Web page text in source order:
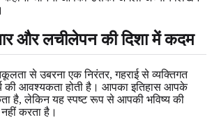
और लचीलेपन की दिशा में कदम
से उबरना एक निरंतर, गहराई से व्यक्तिगत
की आवश्यकता होती है। आपका इतिहास आपके
है, लेकिन यह स्पष्ट रूप से आपकी भविष्य की
करता है।